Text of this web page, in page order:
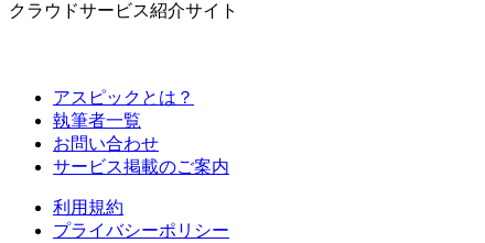
クラウドサービス紹介サイト
アスピックとは？
執筆者一覧
お問い合わせ
サービス掲載のご案内
利用規約
プライバシーポリシー